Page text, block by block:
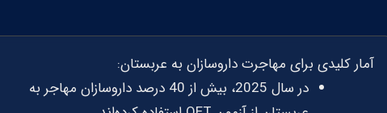
آمار کلیدی برای مهاجرت داروسازان به عربستان:
در سال 2025، بیش از 40 درصد داروسازان مهاجر به